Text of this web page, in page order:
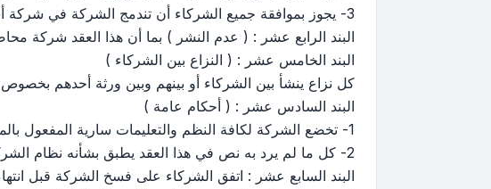
3- يجوز بموافقة جميع الشركاء أن تندمج الشركة في شركة أخرى إذا اقتضت مصلحة العمل ذلك .
البند الرابع عشر : ( عدم النشر ) بما أن هذا العقد شركة
البند الخامس عشر : ( النزاع بين الشركاء )
كل نزاع ينشأ بين الشركاء أو بينهم وبين ورثة أحدهم
البند السادس عشر : ( أحكام عامة )
1- تخضع الشركة لكافة النظم والتعليمات سارية المفعول بالمملكة .
2- كل ما لم يرد به نص في هذا العقد يطبق بشأنه نظام الشركات الصادر بالمرسوم الملكي الكريم رقم م/6 بتاريخ 22/3/1385هـ وتعديلاته .
البند السابع عشر : اتفق الشركاء على فسخ الشركة قبل